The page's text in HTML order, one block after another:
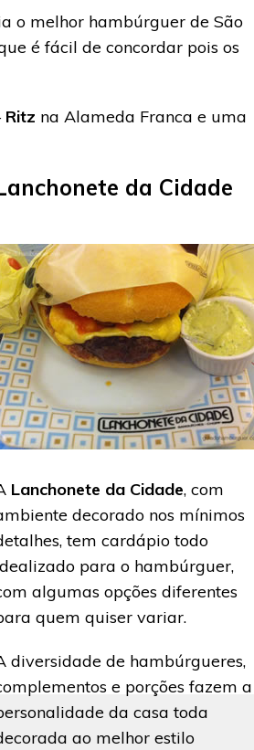
o melhor hambúrguer de São
é fácil de concordar pois os
Ritz na Alameda Franca e uma
da Cidade
Lanchonete da Cidade, com
decorado nos mínimos
tem cardápio todo
para o hambúrguer,
algumas opções diferentes
quem quiser variar.
diversidade de hambúrgueres,
e porções fazem a
da casa toda
ao melhor estilo